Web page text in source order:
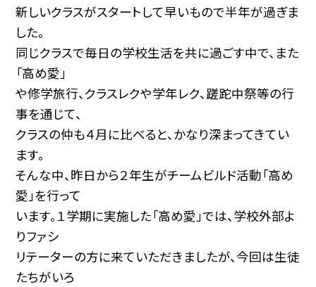
新しいクラスがスタートして早いもので半年が過ぎま
した。
同じクラスで毎日の学校生活を共に過ごす中で、また
「高め愛」
や修学旅行、クラスレクや学年レク、蹉跎中祭等の行
事を通じて、
クラスの仲も４月に比べると、かなり深まってきてい
ます。
そんな中、昨日から２年生がチームビルド活動「高め
愛」を行って
います。１学期に実施した「高め愛」では、学校外部よ
りファシ
リテーターの方に来ていただきましたが、今回は生徒
たちがいろ